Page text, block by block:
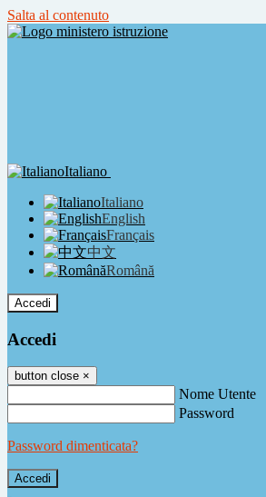
Salta al contenuto
Italiano
Italiano
English
Français
中文
Română
Accedi
Accedi
button close ×
Nome Utente
Password
Password dimenticata?